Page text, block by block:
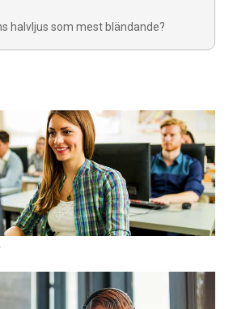
halvljus som mest bländande?